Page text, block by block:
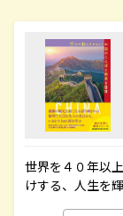
世界を４０年以
けする、人生を